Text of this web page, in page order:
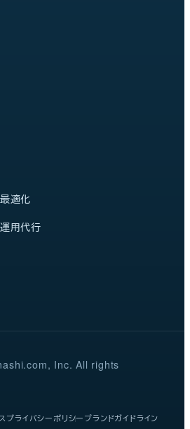
適化
用代行
Inc. All rights
プライバシーポリシー ブランドガイドライン